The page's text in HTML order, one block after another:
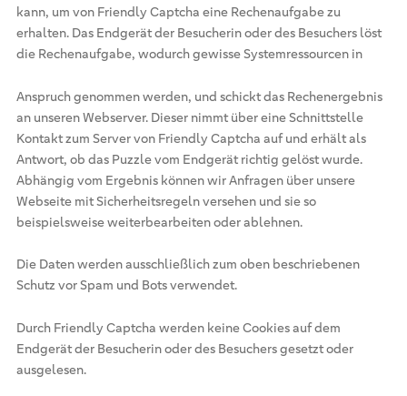
kann, um von Friendly Captcha eine Rechenaufgabe zu
erhalten. Das Endgerät der Besucherin oder des Besuchers löst
die Rechenaufgabe, wodurch gewisse Systemressourcen in
Anspruch genommen werden, und schickt das Rechenergebnis
an unseren Webserver. Dieser nimmt über eine Schnittstelle
Kontakt zum Server von Friendly Captcha auf und erhält als
Antwort, ob das Puzzle vom Endgerät richtig gelöst wurde.
Abhängig vom Ergebnis können wir Anfragen über unsere
Webseite mit Sicherheitsregeln versehen und sie so
beispielsweise weiterbearbeiten oder ablehnen.
Die Daten werden ausschließlich zum oben beschriebenen
Schutz vor Spam und Bots verwendet.
Durch Friendly Captcha werden keine Cookies auf dem
Endgerät der Besucherin oder des Besuchers gesetzt oder
ausgelesen.